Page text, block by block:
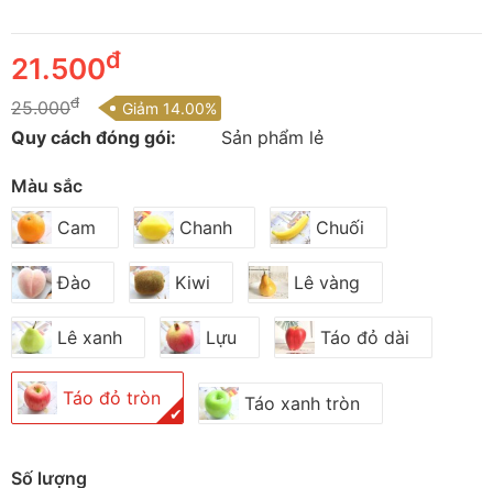
21.500đ
25.000đ Giảm 14.00%
Quy cách đóng gói: Sản phẩm lẻ
Màu sắc
Cam
Chanh Chuối
Đào Kiwi Lê vàng
Lê xanh Lựu Táo đỏ dài
Táo đỏ tròn
✔ Táo xanh tròn
Số lượng